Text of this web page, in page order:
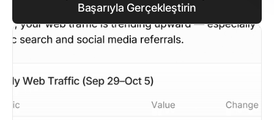
Başarıyla Gerçekleştirin